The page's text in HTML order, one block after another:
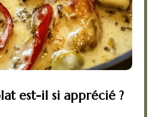
est-il si apprécié ?